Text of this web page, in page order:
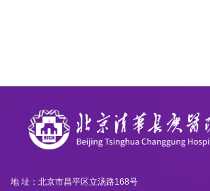
地 址：北京市昌平区立汤路168号